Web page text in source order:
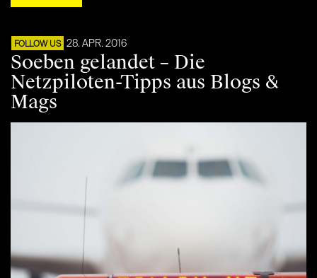
FOLLOW US 28. APR. 2016
Soeben gelandet – Die
Netzpiloten-Tipps aus Blogs &
Mags